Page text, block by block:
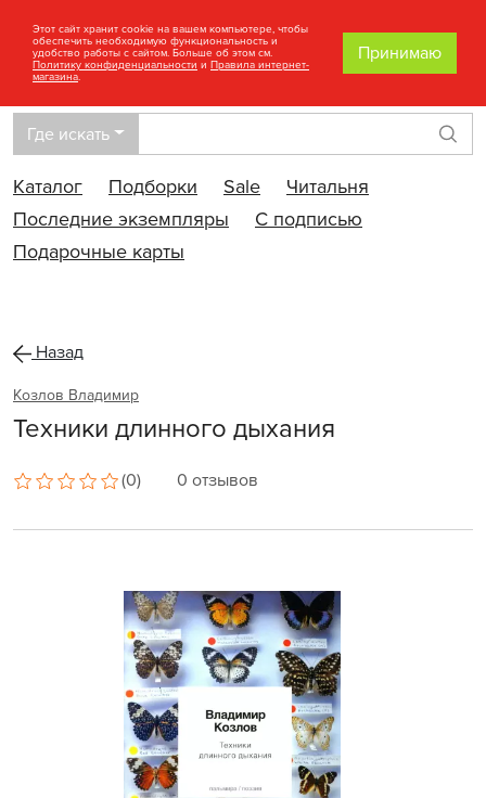
Где искать
Каталог
Подборки Sale
Читальня
Последние экземпляры
С подписью
Подарочные карты
Назад
Козлов Владимир
Техники длинного дыхания
(0) 0 отзывов
Этот сайт хранит cookie на вашем компьютере, чтобы
обеспечить необходимую функциональность и
удобство работы с сайтом. Больше об этом см.
Политику конфиденциальности и Правила интернет-
магазина.
Принимаю